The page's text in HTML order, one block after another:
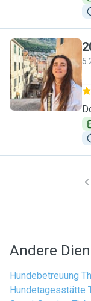
A
Andere
Hundebetreuung
Hundetagesstätte